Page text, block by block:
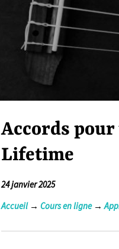
Accords
Lifetime
24 janvier 2025
Accueil→ Cours en ligne→